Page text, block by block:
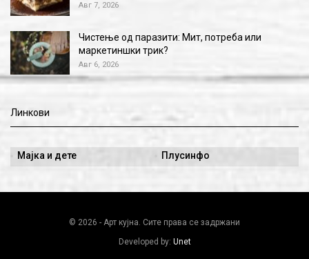
Авг 7, 2026
Чистење од паразити: Мит, потреба или
маркетиншки трик?
Авг 6, 2026
Линкови
Мајка и дете Плусинфо
© 2026 - Арт кујна. Сите права се задржани
Developed by: Unet